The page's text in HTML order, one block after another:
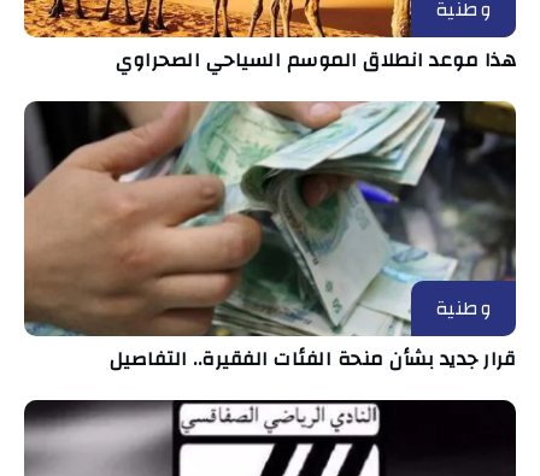
وطنية
هذا موعد انطلاق الموسم السياحي الصحراوي
وطنية
قرار جديد بشأن منحة الفئات الفقيرة.. التفاصيل